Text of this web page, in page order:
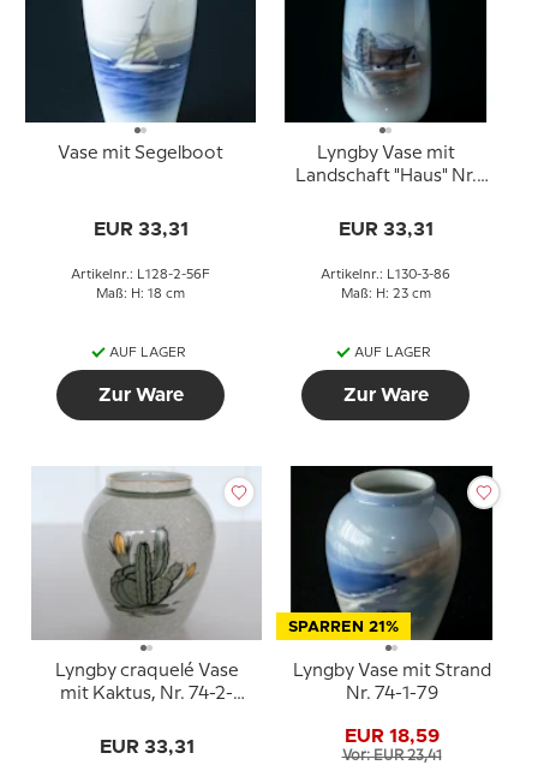
Vase mit Segelboot
EUR 33,31
Artikelnr.: L128-2-56F
Maß: H: 18 cm
AUF LAGER
Zur Ware
Lyngby Vase mit
Landschaft "Haus" Nr.
EUR 33,31
Artikelnr.: L130-3-86
Maß: H: 23 cm
AUF LAGER
Zur Ware
Lyngby craquelé Vase
mit Kaktus, Nr. 74-2-
EUR 33,31
SPARREN 21%
Lyngby Vase mit Strand
Nr. 74-1-79
EUR 18,59
Vor: EUR 23,41